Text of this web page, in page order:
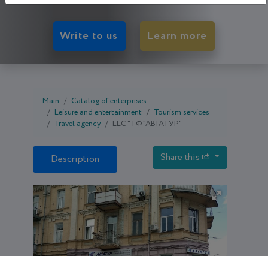
Write to us Learn more
Main
Catalog of enterprises
Leisure and entertainment
Tourism services
Travel agency
LLC "ТФ "АВІАТУР"
Description Share this